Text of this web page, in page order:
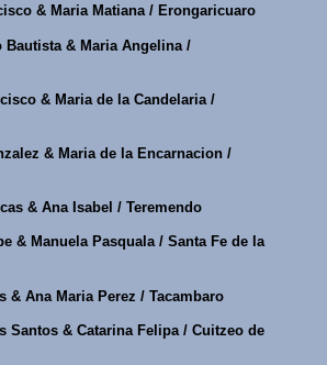
& Maria Matiana / Erongaricuaro
Bautista & Maria Angelina /
& Maria de la Candelaria /
& Maria de la Encarnacion /
& Ana Isabel / Teremendo
& Manuela Pasquala / Santa Fe de la
& Ana Maria Perez / Tacambaro
Santos & Catarina Felipa / Cuitzeo de